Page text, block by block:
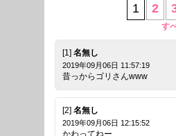
1 2
す
[1] 名無し
2019年09月06日 11:57:19
昔っからゴリさんwww
[2] 名無し
2019年09月06日 12:15:52
かわってねー